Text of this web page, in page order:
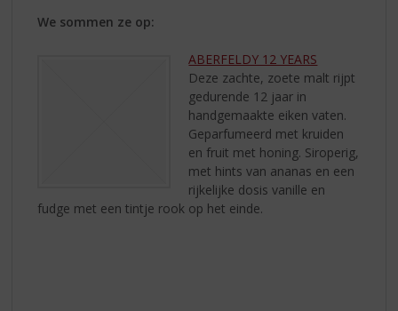
We sommen ze op:
ABERFELDY 12 YEARS
Deze zachte, zoete malt rijpt
gedurende 12 jaar in
handgemaakte eiken vaten.
Geparfumeerd met kruiden
en fruit met honing. Siroperig,
met hints van ananas en een
rijkelijke dosis vanille en
fudge met een tintje rook op het einde.